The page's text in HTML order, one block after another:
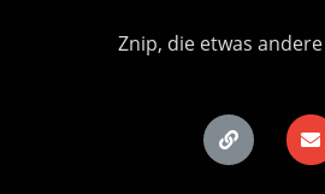
Znip, die etwas